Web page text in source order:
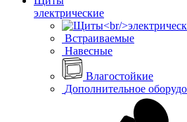
электрические
Встраиваемые
Навесные
Влагостойкие
Дополнительное